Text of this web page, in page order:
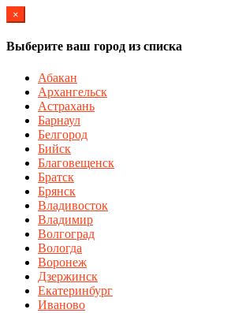
×
Выберите ваш город из списка
Абакан
Архангельск
Астрахань
Барнаул
Белгород
Бийск
Благовещенск
Братск
Брянск
Владивосток
Владимир
Волгоград
Вологда
Воронеж
Дзержинск
Екатеринбург
Иваново